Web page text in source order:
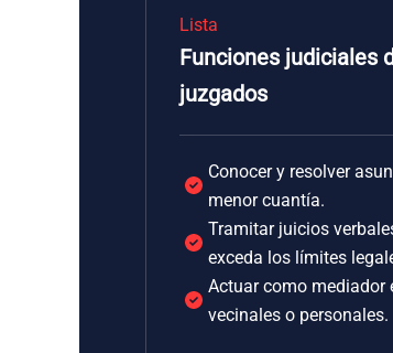
Lista
Funciones judiciales
juzgados
Conocer y resolver
menor cuantía.
Tramitar juicios
exceda los límites
Actuar como mediador
vecinales o personales.